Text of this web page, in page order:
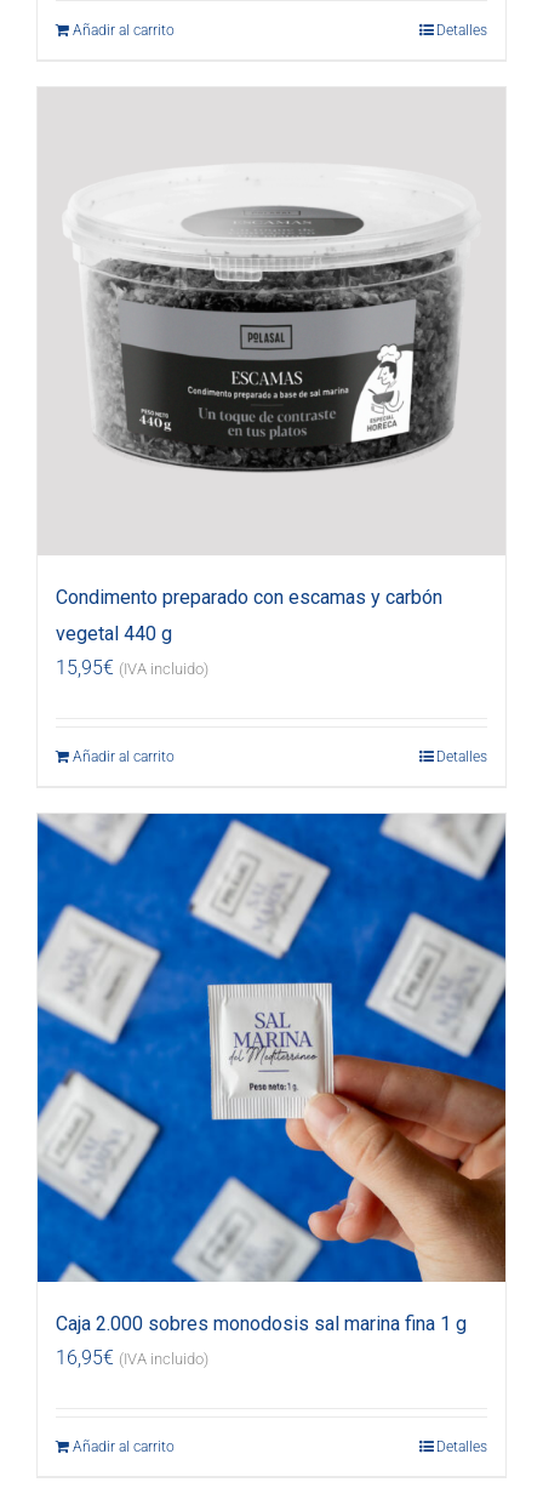
Añadir al carrito Detalles
Condimento preparado con escamas y carbón
vegetal 440 g
15,95€ (IVA incluido)
Añadir al carrito Detalles
Caja 2.000 sobres monodosis sal marina fina 1 g
16,95€ (IVA incluido)
Añadir al carrito Detalles